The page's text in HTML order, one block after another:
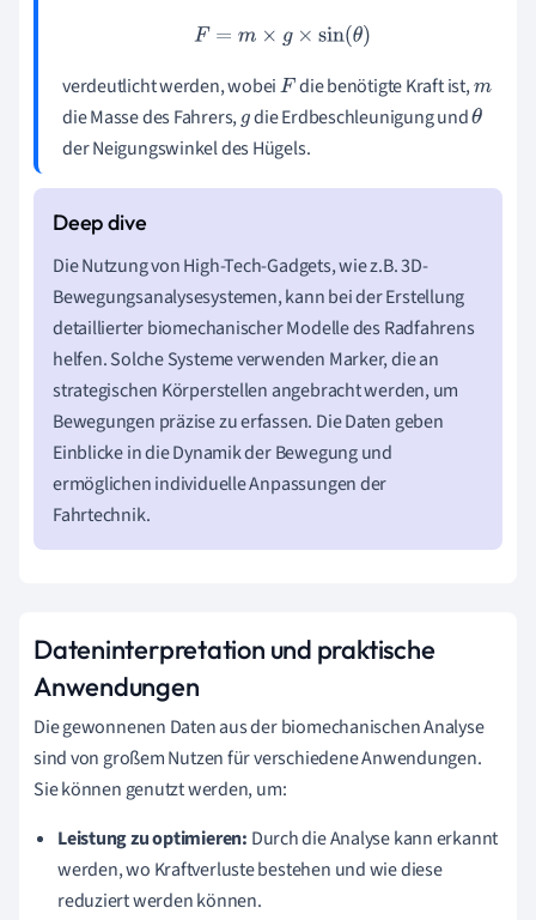
F=m ×g ×sin (θ)
verdeutlicht werden, wobeiF die benötigte Kraft ist,m
die Masse des Fahrers,gdie Erdbeschleunigung undθ
der Neigungswinkel des Hügels.
Die Nutzung von High-Tech-Gadgets, wie z.B. 3D-
Bewegungsanalysesystemen, kann bei der Erstellung
detaillierter biomechanischer Modelle des Radfahrens
helfen. Solche Systeme verwenden Marker, die an
strategischen Körperstellen angebracht werden, um
Bewegungen präzise zu erfassen. Die Daten geben
Einblicke in die Dynamik der Bewegung und
ermöglichen individuelle Anpassungen der
Fahrtechnik.
Dateninterpretation und praktische
Anwendungen
Die gewonnenen Daten aus der biomechanischen Analyse
sind von großem Nutzen für verschiedene Anwendungen.
Sie können genutzt werden, um:
Leistung zu optimieren: Durch die Analyse kann erkannt
werden, wo Kraftverluste bestehen und wie diese
reduziert werden können.